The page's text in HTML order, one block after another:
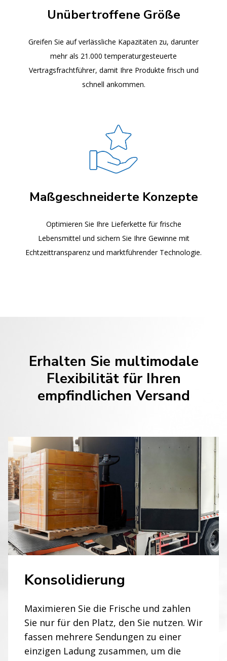
Unübertroffene Größe
Greifen Sie auf verlässliche Kapazitäten zu, darunter
mehr als 21.000 temperaturgesteuerte
Vertragsfrachtführer, damit Ihre Produkte frisch und
schnell ankommen.
Maßgeschneiderte Konzepte
Optimieren Sie Ihre Lieferkette für frische
Lebensmittel und sichern Sie Ihre Gewinne mit
Echtzeittransparenz und marktführender Technologie.
Erhalten Sie multimodale
Flexibilität für Ihren
empfindlichen Versand
Konsolidierung
Maximieren Sie die Frische und zahlen
Sie nur für den Platz, den Sie nutzen. Wir
fassen mehrere Sendungen zu einer
einzigen Ladung zusammen, um die